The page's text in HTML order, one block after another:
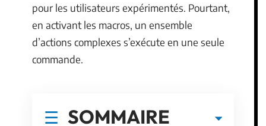
pour les utilisateurs expérimentés. Pourtant,
en activant les macros, un ensemble
d’actions complexes s’exécute en une seule
commande.
SOMMAIRE